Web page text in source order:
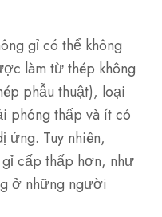
gỉ có thể không
làm từ thép không
phẫu thuật), loại
phóng thấp và ít có
ứng. Tuy nhiên,
gỉ cấp thấp hơn, như
ở những người